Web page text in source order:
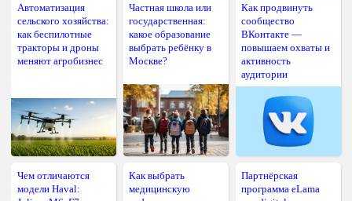
Автоматизация
сельского хозяйства:
как беспилотные
тракторы и дроны
меняют агробизнес
Частная школа или
государственная:
какое образование
выбрать ребёнку в
Москве?
Как продвинуть
сообщество
ВКонтакте —
повышаем охваты и
активность
аудитории
Чем отличаются
модели Haval:
Как выбрать
медицинскую
Партнёрская
программа eLama